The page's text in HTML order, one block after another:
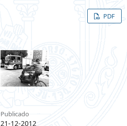
PDF
Publicado
21-12-2012